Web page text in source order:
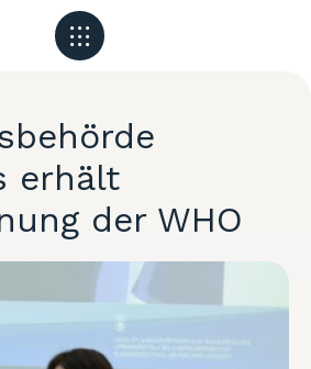
erhält
der WHO